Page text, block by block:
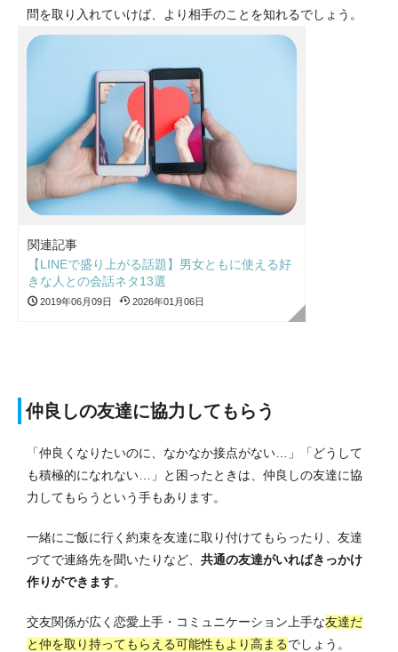
問を取り入れていけば、より相手のことを知れるでしょう。
関連記事
【LINEで盛り上がる話題】男女ともに使える好
きな人との会話ネタ13選
2019年06月09日 2026年01月06日
仲良しの友達に協力してもらう
「仲良くなりたいのに、なかなか接点がない…」「どうして
も積極的になれない…」と困ったときは、仲良しの友達に協
力してもらうという手もあります。
一緒にご飯に行く約束を友達に取り付けてもらったり、友達
づてで連絡先を聞いたりなど、 共通の友達がいればきっかけ
作りができます。
交友関係が広く恋愛上手・コミュニケーション上手な友達だ
と仲を取り持ってもらえる可能性もより高まるでしょう。